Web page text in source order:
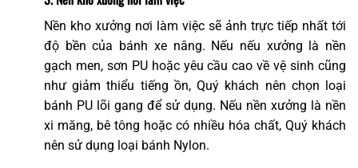
Nền kho xưởng nơi làm việc sẽ ảnh trực tiếp nhất tới
độ bền của bánh xe nâng. Nếu nếu xưởng là nền
gạch men, sơn PU hoặc yêu cầu cao về vệ sinh cũng
như giảm thiểu tiếng ồn, Quý khách nên chọn loại
bánh PU lõi gang để sử dụng. Nếu nền xưởng là nền
xi măng, bê tông hoặc có nhiều hóa chất, Quý khách
nên sử dụng loại bánh Nylon.